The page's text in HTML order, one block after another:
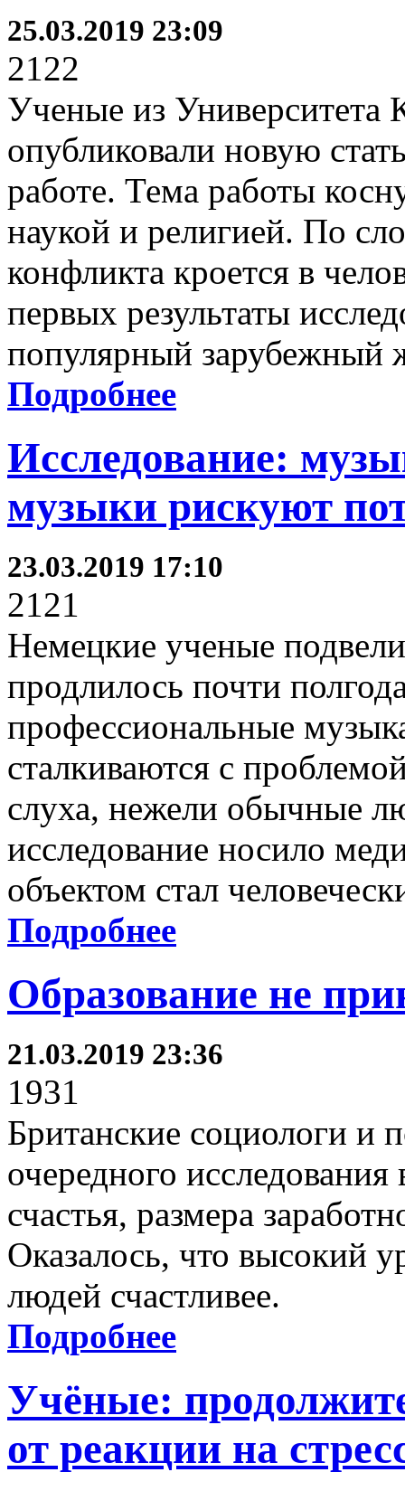
25.03.2019 23:09
2122
Ученые из Университета
опубликовали новую
работе. Тема работы
наукой и религией. По
конфликта кроется в
первых результаты
популярный зарубежный
Подробнее
Исследование:
музыки рискуют
23.03.2019 17:10
2121
Немецкие ученые
продлилось почти
профессиональные
сталкиваются с
слуха, нежели обычные
исследование носило
объектом стал
Подробнее
Образование не
21.03.2019 23:36
1931
Британские социологи и
очередного
счастья, размера
Оказалось, что высокий
людей счастливее.
Подробнее
Учёные:
от реакции на